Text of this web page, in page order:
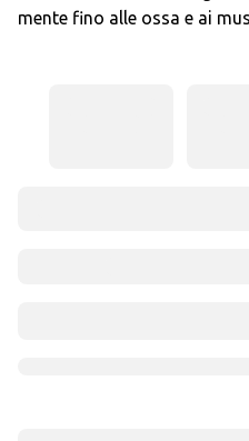
mente fino alle ossa e ai